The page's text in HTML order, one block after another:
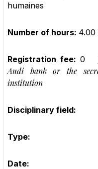
humaines
Number of hours: 4.00
Registration fee: 0
Audi bank or the
institution
Disciplinary field:
Type:
Date: